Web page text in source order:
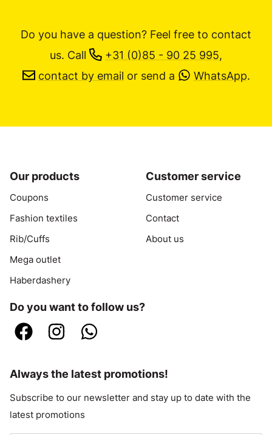
Do you have a question? Feel free to contact
us. Call +31 (0)85 - 90 25 995,
contact by email or send a WhatsApp.
Our products
Coupons
Fashion textiles
Rib/Cuffs
Mega outlet
Haberdashery
Customer service
Customer service
Contact
About us
Do you want to follow us?
Always the latest promotions!
Subscribe to our newsletter and stay up to date with the
latest promotions